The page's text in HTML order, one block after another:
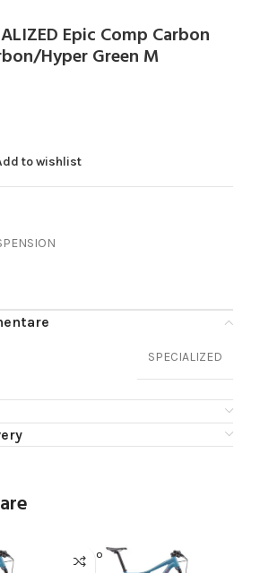
Epic Comp Carbon
Hyper Green M
to wishlist
SPECIALIZED
SOLD O
UT